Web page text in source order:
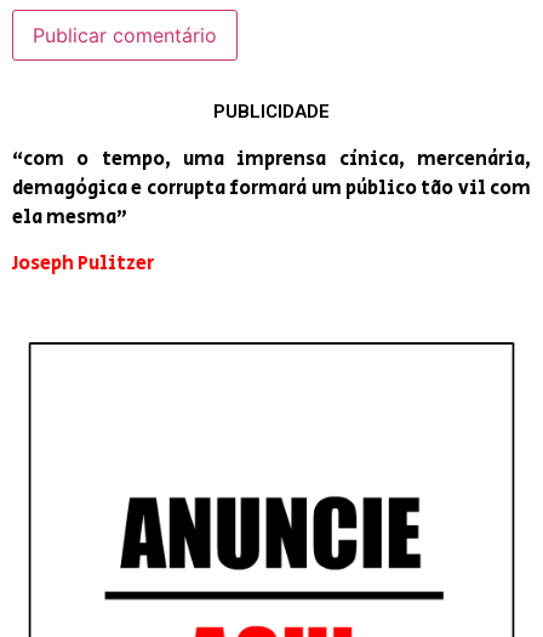
PUBLICIDADE
“com o tempo, uma imprensa cínica, mercenária,
demagógica e corrupta formará um público tão vil com
ela mesma”
Joseph Pulitzer